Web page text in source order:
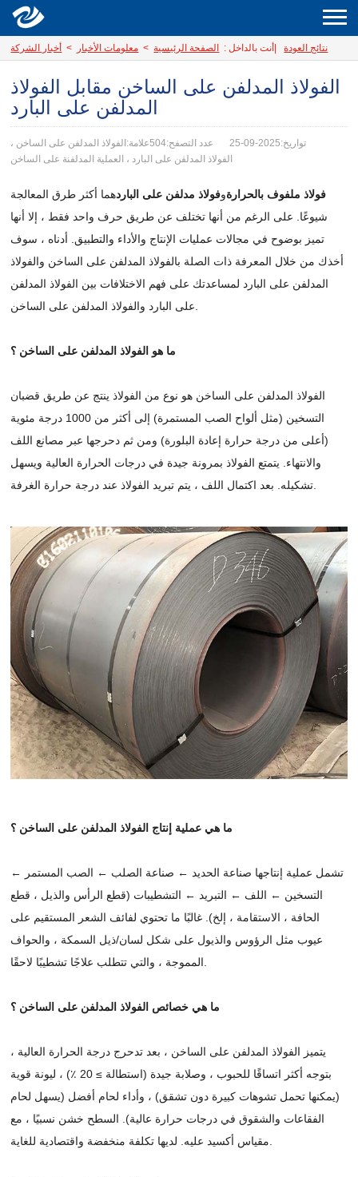
نتائج العودة| أنت بالداخل : الصفحة الرئيسية > معلومات الأخبار > أخبار الشركة
الفولاذ المدلفن على الساخن مقابل الفولاذ
المدلفن على البارد
تواريخ:2025-09-25 عدد التصفح:504
علامة:الفولاذ المدلفن على الساخن ،
الفولاذ المدلفن على البارد ، العملية المدلفنة على الساخن
فولاذ ملفوف بالحرارةوفولاذ مدلفن على الباردهما أكثر طرق المعالجة
شيوعًا. على الرغم من أنها تختلف عن طريق حرف واحد فقط ، إلا أنها
تميز بوضوح في مجالات عمليات الإنتاج والأداء والتطبيق. أدناه ، سوف
أخذك من خلال المعرفة ذات الصلة بالفولاذ المدلفن على الساخن والفولاذ
المدلفن على البارد لمساعدتك على فهم الاختلافات بين الفولاذ المدلفن
ما هو الفولاذ المدلفن على الساخن ؟
الفولاذ المدلفن على الساخن هو نوع من الفولاذ ينتج عن طريق قضبان
التسخين (مثل ألواح الصب المستمرة) إلى أكثر من 1000 درجة مئوية
(أعلى من درجة حرارة إعادة البلورة) ومن ثم دحرجها عبر مصانع اللف
والانتهاء. يتمتع الفولاذ بمرونة جيدة في درجات الحرارة العالية ويسهل
ما هي عملية إنتاج الفولاذ المدلفن على الساخن ؟
تشمل عملية إنتاجها صناعة الحديد ← صناعة الصلب ← الصب المستمر ←
التسخين ← اللف ← التبريد ← التشطيبات (قطع الرأس والذيل ، قطع
الحافة ، الاستقامة ، إلخ). غالبًا ما تحتوي لفائف الشعر المستقيم على
عيوب مثل الرؤوس والذيول على شكل لسان/ذيل السمكة ، والحواف
ما هي خصائص الفولاذ المدلفن على الساخن ؟
يتميز الفولاذ المدلفن على الساخن ، بعد تدحرج درجة الحرارة العالية ،
بتوجه أكثر اتساقًا للحبوب ، وصلابة جيدة (استطالة ≥ 20 ٪) ، ليونة قوية
(يمكنها تحمل تشوهات كبيرة دون تشقق) ، وأداء لحام أفضل (يسهل لحام
الفقاعات والشقوق في درجات حرارة عالية). السطح خشن نسبيًا ، مع